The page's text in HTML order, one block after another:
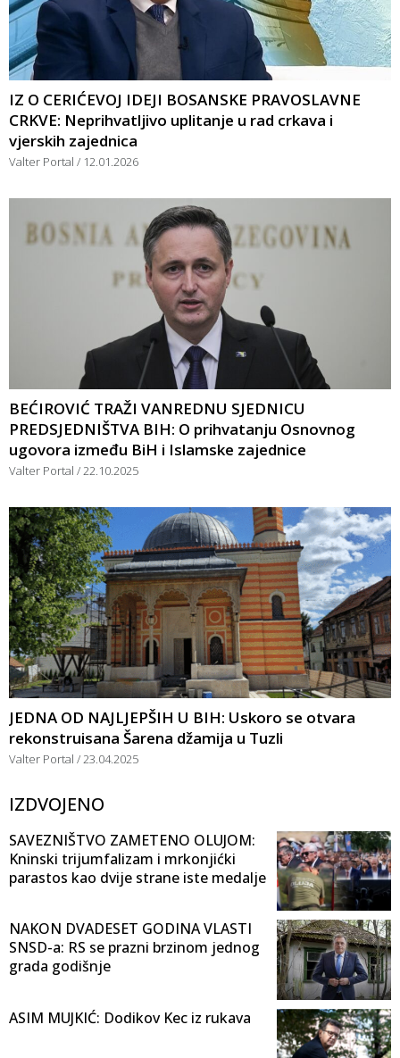
IZ O CERIĆEVOJ IDEJI BOSANSKE PRAVOSLAVNE
CRKVE: Neprihvatljivo uplitanje u rad crkava i
vjerskih zajednica
Valter Portal 12.01.2026
BEĆIROVIĆ TRAŽI VANREDNU SJEDNICU
PREDSJEDNIŠTVA BIH: O prihvatanju Osnovnog
ugovora između BiH i Islamske zajednice
Valter Portal 22.10.2025
JEDNA OD NAJLJEPŠIH U BIH: Uskoro se otvara
rekonstruisana Šarena džamija u Tuzli
Valter Portal 23.04.2025
IZDVOJENO
SAVEZNIŠTVO ZAMETENO OLUJOM:
Kninski trijumfalizam i mrkonjićki
parastos kao dvije strane iste medalje
NAKON DVADESET GODINA VLASTI
SNSD-a: RS se prazni brzinom jednog
grada godišnje
ASIM MUJKIĆ: Dodikov Kec iz rukava